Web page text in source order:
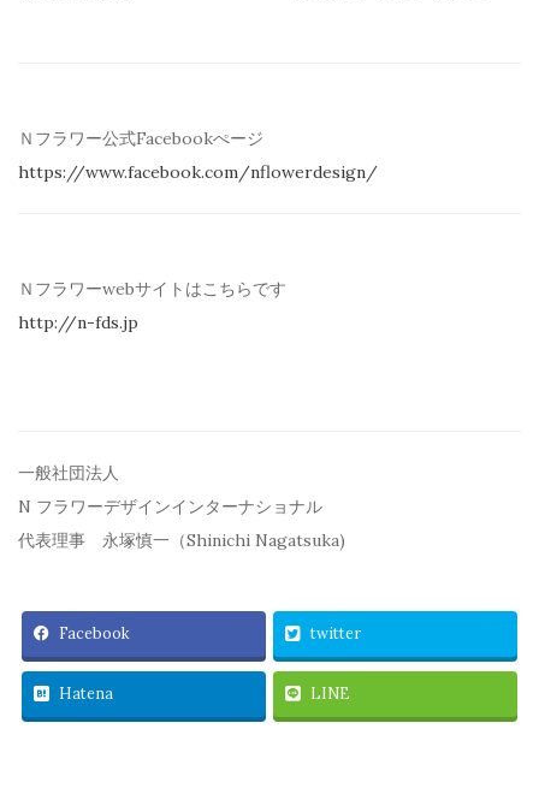
Ｎフラワー公式Facebookぺージ
https://www.facebook.com/nflowerdesign/
Ｎフラワーwebサイトはこちらです
http://n-fds.jp
一般社団法人
N フラワーデザインインターナショナル
代表理事 永塚慎一（Shinichi Nagatsuka)
Facebook twitter
Hatena LINE